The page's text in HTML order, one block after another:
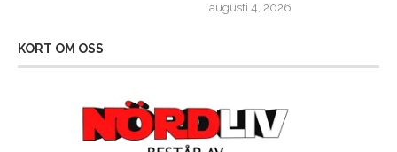
augusti 4, 2026
KORT OM OSS